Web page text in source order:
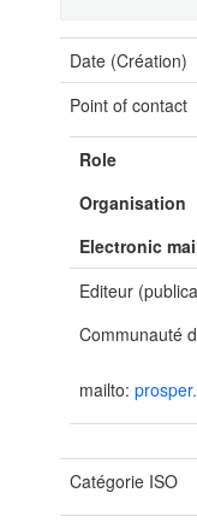
Date (Création)
Point of contact
Role
Organisation
Electronic
Editeur
Communauté
mailto:
Catégorie ISO